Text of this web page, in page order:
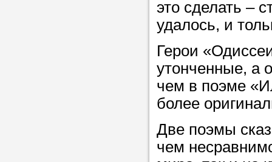
это сделать –
удалось, и
Герои
утонченные, а
чем в поэме
более
Две поэмы
чем